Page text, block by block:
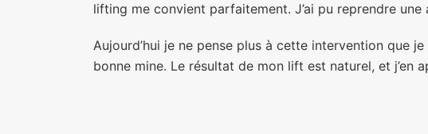
lifting me convient parfaitement. J’ai pu reprendre
Aujourd’hui je ne pense plus à cette intervention que
bonne mine. Le résultat de mon lift est naturel, et j’en